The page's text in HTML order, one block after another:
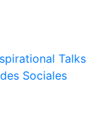
Talks
Sociales